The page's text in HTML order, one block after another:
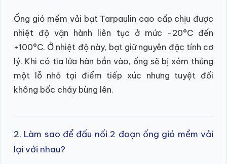
Ống gió mềm vải bạt Tarpaulin cao cấp chịu được
nhiệt độ vận hành liên tục ở mức -20°C đến
+100°C. Ở nhiệt độ này, bạt giữ nguyên đặc tính cơ
lý. Khi có tia lửa hàn bắn vào, ống sẽ bị xém thủng
một lỗ nhỏ tại điểm tiếp xúc nhưng tuyệt đối
không bốc cháy bùng lên.
2. Làm sao để đấu nối 2 đoạn ống gió mềm vải
lại với nhau?